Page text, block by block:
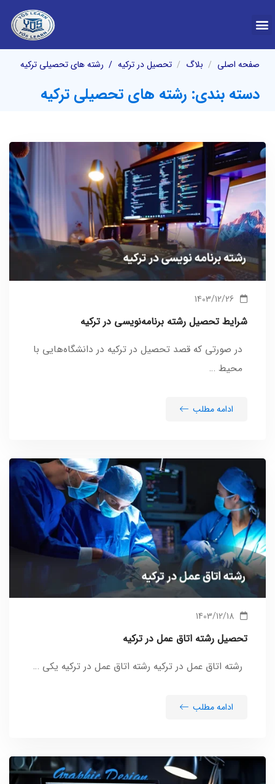
صفحه اصلی بلاگ تحصیل در ترکیه رشته های تحصیلی ترکیه
دسته بندی: رشته های تحصیلی ترکیه
1403/12/26
شرایط تحصیل رشته برنامه‌نویسی در ترکیه
در صورتی که قصد تحصیل در ترکیه در دانشگاه‌هایی با
محیط …
ادامه مطلب
1403/12/18
تحصیل رشته اتاق عمل در ترکیه
رشته اتاق عمل در ترکیه رشته اتاق عمل در ترکیه یکی …
ادامه مطلب